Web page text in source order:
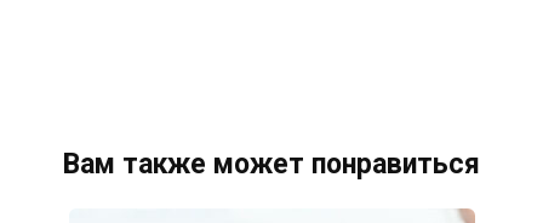
Вам также может понравиться